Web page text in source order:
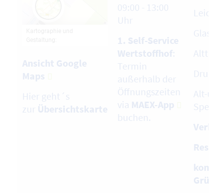
Ansicht Google
Maps
Hier geht´s
zur Übersichtskarte
09:00 - 13:00
Uhr
1. Self-Service
Wertstoffhof:
Termin
außerhalb der
Öffnungszeiten
via MAEX-App
buchen.
Glas
Alt-